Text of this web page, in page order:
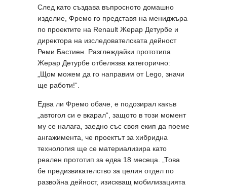
След като създава въпросното домашно
изделие, Фремо го представя на мениджъра
по проектите на Renault Жерар Детурбе и
директора на изследователската дейност
Реми Бастиен. Разглеждайки прототипа
Жерар Детурбе отбелязва категорично:
„Щом можем да го направим от Lego, значи
ще работи!“.
Едва ли Фремо обаче, е подозирал какъв
„автогол си е вкарал“, защото в този момент
му се налага, заедно със своя екип да поеме
ангажимента, че проектът за хибридна
технология ще се материализира като
реален прототип за едва 18 месеца. „Това
бе предизвикателство за целия отдел по
развойна дейност, изискващ мобилизацията